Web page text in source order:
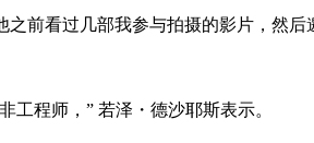
前看过几部我参与拍摄的影片，然
程师，” 若泽・德沙耶斯表示。